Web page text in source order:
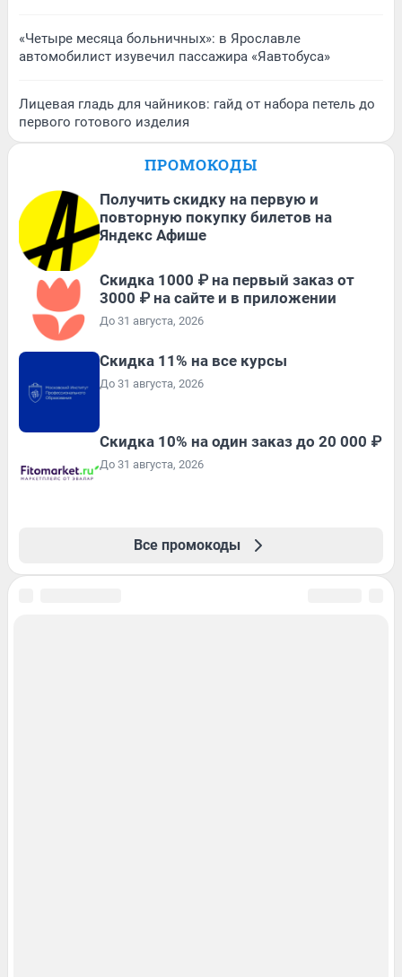
«Четыре месяца больничных»: в Ярославле
автомобилист изувечил пассажира «Яавтобуса»
Лицевая гладь для чайников: гайд от набора петель до
первого готового изделия
ПРОМОКОДЫ
Получить скидку на первую и
повторную покупку билетов на
Яндекс Афише
Скидка 1000 ₽ на первый заказ от
3000 ₽ на сайте и в приложении
До 31 августа, 2026
Скидка 11% на все курсы
До 31 августа, 2026
Скидка 10% на один заказ до 20 000 ₽
До 31 августа, 2026
Все промокоды